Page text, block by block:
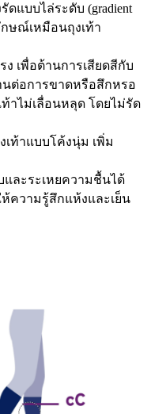
แบบไล่ระดับ (gradient
กษณ์เหมือนถุงเท้า
เพื่อต้านการเสียดสีกับ
นต่อการขาดหรือสึกหรอ
าไม่เลื่อนหลุด โดยไม่รัด
เท้าแบบโค้งนุ่ม เพิ่ม
และระเหยความชื้นได้
ห้ความรู้สึกแห้งและเย็น